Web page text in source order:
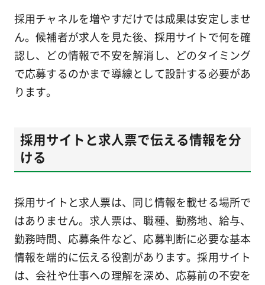
採用チャネルを増やすだけでは成果は安定しませ
ん。候補者が求人を見た後、採用サイトで何を確
認し、どの情報で不安を解消し、どのタイミング
で応募するのかまで導線として設計する必要があ
ります。
採用サイトと求人票で伝える情報を分
ける
採用サイトと求人票は、同じ情報を載せる場所で
はありません。求人票は、職種、勤務地、給与、
勤務時間、応募条件など、応募判断に必要な基本
情報を端的に伝える役割があります。採用サイト
は、会社や仕事への理解を深め、応募前の不安を